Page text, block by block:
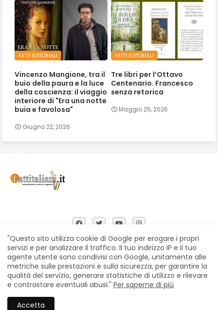
FATTI EDITORIALI
Vincenzo Mangione, tra il
buio della paura e la luce
della coscienza: il viaggio
interiore di "Era una notte
buia e favolosa"
Giugno 22, 2026
FATTI EDITORIALI
Tre libri per l’Ottavo
Centenario. Francesco
senza retorica
Maggio 25, 2026
Home Chi siamo Contatti
Privacy Policy
Segnalazioni
All Right Reserved Copyright © Fattitaliani
"Questo sito utilizza cookie di Google per erogare i propri
servizi e per analizzare il traffico. Il tuo indirizzo IP e il tuo
agente utente sono condivisi con Google, unitamente alle
metriche sulle prestazioni e sulla sicurezza, per garantire la
qualità del servizio, generare statistiche di utilizzo e rilevare
e contrastare eventuali abusi." Per saperne di più
Accetta